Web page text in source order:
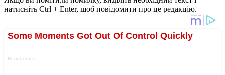
натисніть Ctrl + Enter, щоб повідомити про це редакцію.